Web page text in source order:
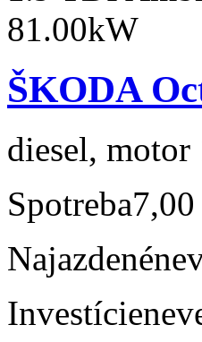
ŠKODA
diesel,
Spotreba
Najazdené
Investície